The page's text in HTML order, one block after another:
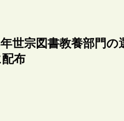
世宗図書教養部門の
布